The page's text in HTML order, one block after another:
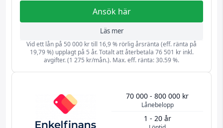
Ansök här
Läs mer
Vid ett lån på 50 000 kr till 16,9 % rörlig årsränta (eff. ränta på
19,79 %) upplagt på 5 år. Totalt att återbetala 76 501 kr inkl.
avgifter. (1 275 kr/mån.). Max. eff. ränta: 30.59 %.
Lånebelopp
70 000 - 800 000 kr
1 - 20 år